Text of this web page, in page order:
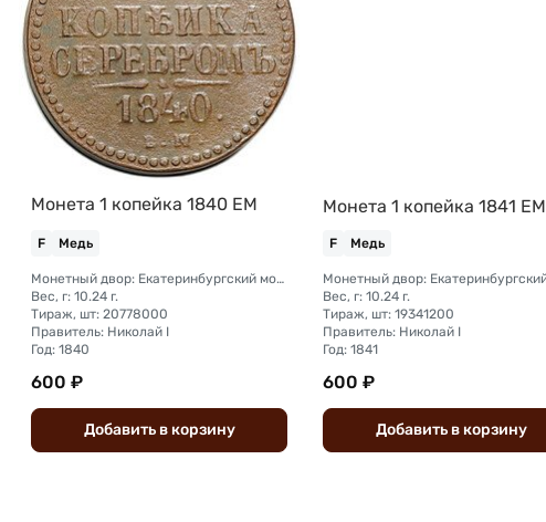
Монета 1 копейка 1840 ЕМ
F Медь
Монетный двор: Екатеринбургский монетный двор
Вес, г: 10.24 г.
Тираж, шт: 20778000
Правитель: Николай I
Год: 1840
600 ₽
Добавить вкорзину
Монета 1 копейка 1841 ЕМ
F Медь
Вес, г: 10.24 г.
Тираж, шт: 19341200
Правитель: Николай I
Год: 1841
600 ₽
Добавить вкорзину